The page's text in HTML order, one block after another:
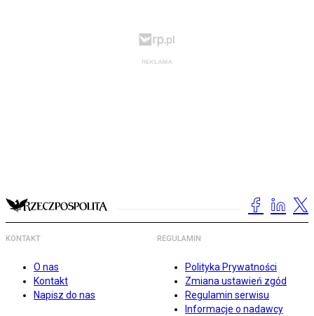
KONTAKT
O nas
Kontakt
Napisz do nas
REGULAMIN
Polityka Prywatności
Zmiana ustawień zgód
Regulamin serwisu
Informacje o nadawcy